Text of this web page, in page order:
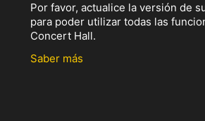
Por favor, actualice la versión de
para poder utilizar todas las
Concert Hall.
Saber más